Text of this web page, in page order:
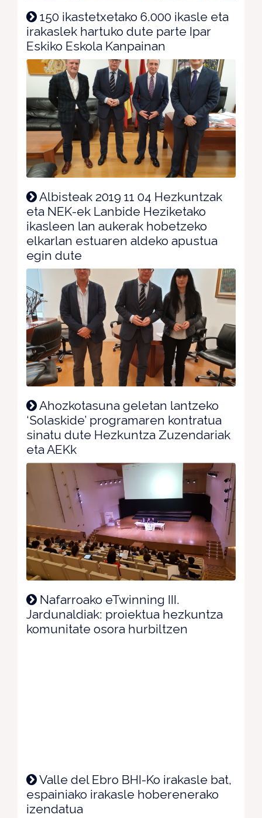
150 ikastetxetako 6.000 ikasle eta
irakaslek hartuko dute parte Ipar
Eskiko Eskola Kanpainan
Albisteak 2019 11 04 Hezkuntzak
eta NEK-ek Lanbide Heziketako
ikasleen lan aukerak hobetzeko
elkarlan estuaren aldeko apustua
egin dute
Ahozkotasuna geletan lantzeko
‘Solaskide’ programaren kontratua
sinatu dute Hezkuntza Zuzendariak
eta AEKk
Nafarroako eTwinning III.
Jardunaldiak: proiektua hezkuntza
komunitate osora hurbiltzen
Valle del Ebro BHI-Ko irakasle bat,
espainiako irakasle hoberenerako
izendatua